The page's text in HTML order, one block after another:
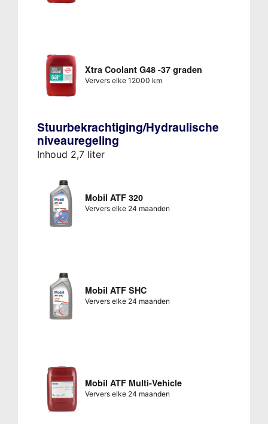
Xtra Coolant G48 -37 graden
Ververs elke 12000 km
Stuurbekrachtiging/Hydraulische
niveauregeling
Inhoud 2,7 liter
Mobil ATF 320
Ververs elke 24 maanden
Mobil ATF SHC
Ververs elke 24 maanden
Mobil ATF Multi-Vehicle
Ververs elke 24 maanden